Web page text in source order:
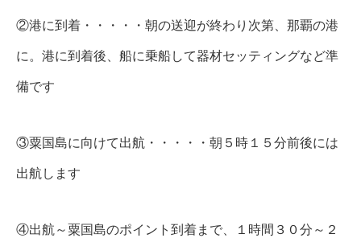
②港に到着・・・・・朝の送迎が終わり次第、那覇の港
に。港に到着後、船に乗船して器材セッティングなど準
備です
③粟国島に向けて出航・・・・・朝５時１５分前後には
出航します
④出航～粟国島のポイント到着まで、１時間３０分～２